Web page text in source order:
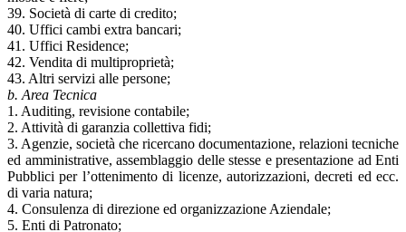
39. Società di carte di credito;
40. Uffici cambi extra bancari;
41. Uffici Residence;
42. Vendita di multiproprietà;
43. Altri servizi alle persone;
b. Area Tecnica
1. Auditing, revisione contabile;
2. Attività di garanzia collettiva fidi;
3. Agenzie, società che ricercano documentazione, relazioni tecniche
ed amministrative, assemblaggio delle stesse e presentazione ad Enti
Pubblici per l’ottenimento di licenze, autorizzazioni, decreti ed ecc.
di varia natura;
4. Consulenza di direzione ed organizzazione Aziendale;
5. Enti di Patronato;